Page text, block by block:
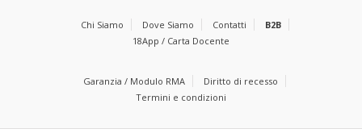
Chi Siamo Dove Siamo Contatti
B2B
18App / Carta Docente
Garanzia / Modulo RMA
Diritto di recesso
Termini e condizioni